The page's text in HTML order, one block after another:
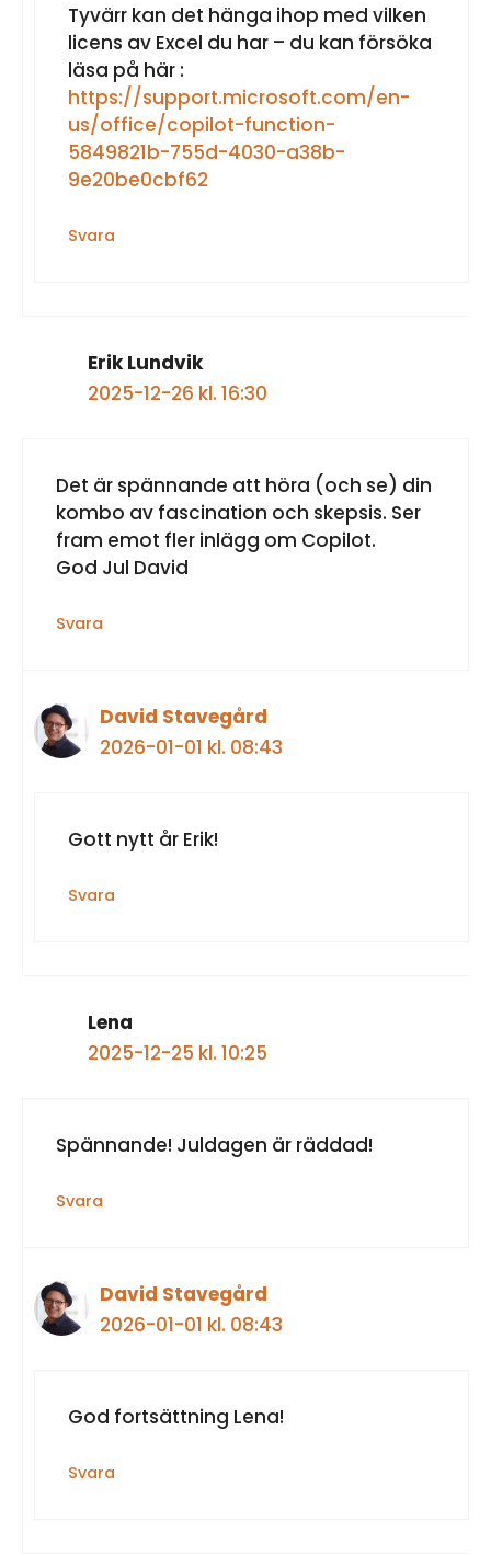
Tyvärr kan det hänga ihop med vilken
licens av Excel du har – du kan försöka
läsa på här :
https://support.microsoft.com/en-
us/office/copilot-function-
5849821b-755d-4030-a38b-
9e20be0cbf62
Svara
Erik Lundvik
2025-12-26 kl. 16:30
Det är spännande att höra (och se) din
kombo av fascination och skepsis. Ser
fram emot fler inlägg om Copilot.
God Jul David
Svara
David Stavegård
2026-01-01 kl. 08:43
Gott nytt år Erik!
Svara
Lena
2025-12-25 kl. 10:25
Spännande! Juldagen är räddad!
Svara
David Stavegård
2026-01-01 kl. 08:43
God fortsättning Lena!
Svara